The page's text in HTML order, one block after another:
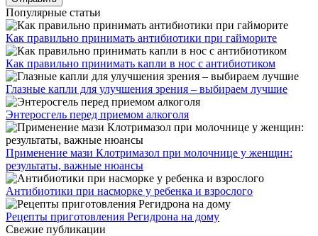
Популярные статьи
Как правильно принимать антибиотики при гайморите
Как правильно принимать капли в нос с антибиотиком
Глазные капли для улучшения зрения – выбираем лучшие
Энтеросгель перед приемом алкоголя
Применение мази Клотримазол при молочнице у женщин:
результаты, важные нюансы
Антибиотики при насморке у ребенка и взрослого
Рецепты приготовления Регидрона на дому
Свежие публикации